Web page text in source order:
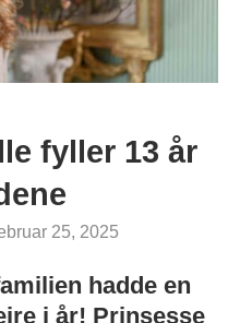
fyller 13 år
25, 2025
hadde en
i år! Prinsesse